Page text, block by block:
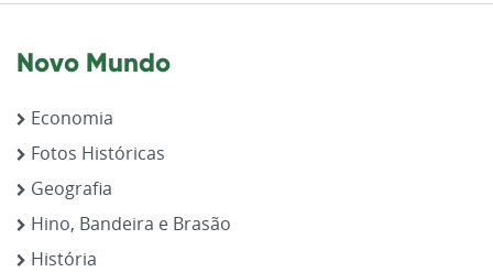
Novo Mundo
Economia
Fotos Históricas
Geografia
Hino, Bandeira e Brasão
História